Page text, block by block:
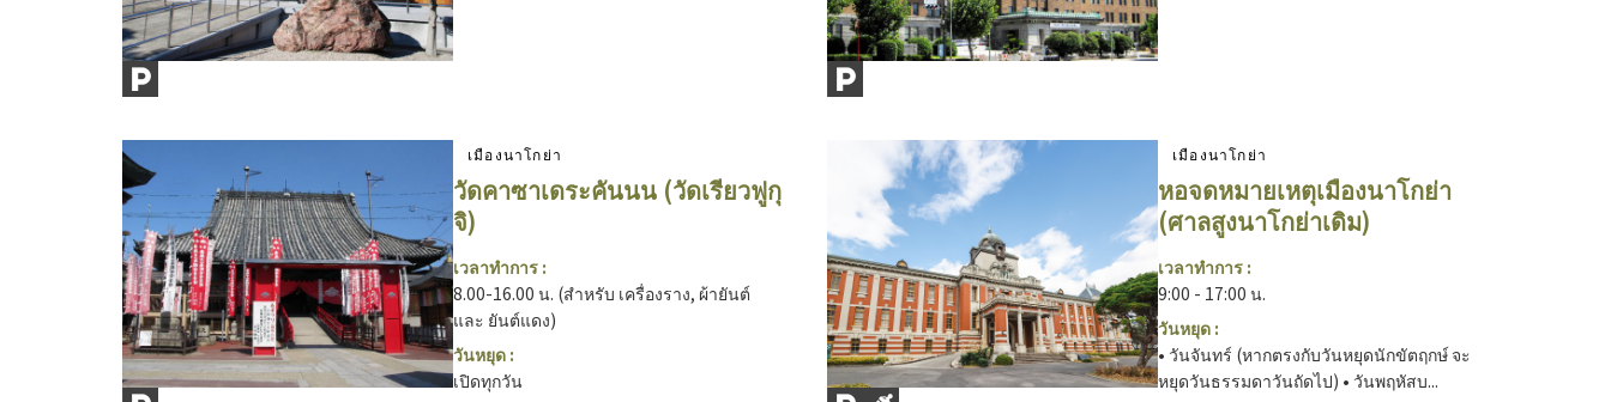
เมืองนาโกย่า
วัดคาซาเดระคันนน (วัดเรียวฟูกุ
จิ)
เวลาทำการ :
8.00-16.00 น. (สำหรับ เครื่องราง, ผ้ายันต์
และ ยันต์แดง)
วันหยุด :
เปิดทุกวัน
เมืองนาโกย่า
หอจดหมายเหตุเมืองนาโกย่า
(ศาลสูงนาโกย่าเดิม)
เวลาทำการ :
9:00 - 17:00 น.
วันหยุด :
• วันจันทร์ (หากตรงกับวันหยุดนักขัตฤกษ์ จะ
หยุดวันธรรมดาวันถัดไป) • วันพฤหัสบ...